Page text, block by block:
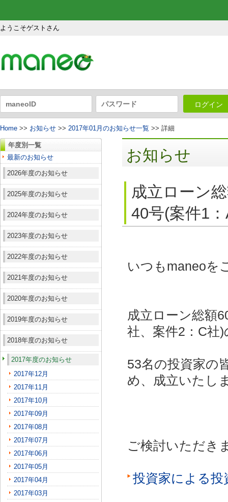
ようこそゲストさん
ログイン
Home >> お知らせ >> 2017年01月のお知らせ一覧 >> 詳細
年度別一覧
最新のお知らせ
2026年度のお知らせ
2025年度のお知らせ
2024年度のお知らせ
2023年度のお知らせ
2022年度のお知らせ
2021年度のお知らせ
2020年度のお知らせ
2019年度のお知らせ
2018年度のお知らせ
2017年度のお知らせ
2017年12月
2017年11月
2017年10月
2017年09月
2017年08月
2017年07月
2017年06月
2017年05月
2017年04月
2017年03月
お知らせ
成立ローン
40号(案件1
いつもmaneoを
成立ローン総額
社、案件2：C社)
53名の投資家の
め、成立いたし
ご検討いただき
投資家による